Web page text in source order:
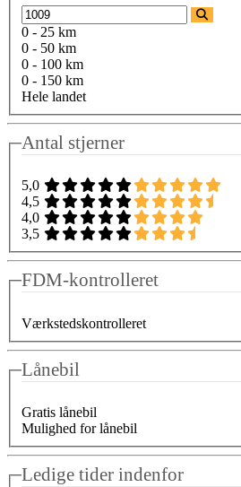
0 - 25 km
0 - 50 km
0 - 100 km
0 - 150 km
Hele landet
Antal stjerner
5,0
4,5
4,0
3,5
FDM-kontrolleret
Værkstedskontrolleret
Lånebil
Gratis lånebil
Mulighed for lånebil
Ledige tider indenfor